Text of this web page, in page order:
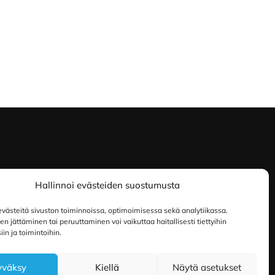
Hallinnoi evästeiden suostumusta
sivuston toiminnoissa, optimoimisessa sekä analytiikassa.
jättäminen tai peruuttaminen voi vaikuttaa haitallisesti tiettyihin
ja toimintoihin.
Kiellä Näytä asetukset